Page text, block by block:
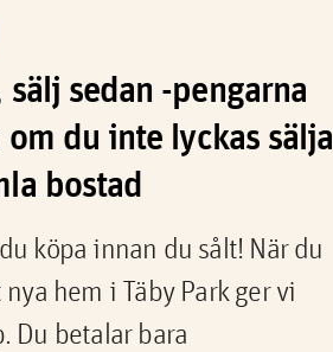
sälj sedan -pengarna
du inte lyckas sälja
bostad
köpa innan du sålt! När du
hem i Täby Park ger vi
Du betalar bara